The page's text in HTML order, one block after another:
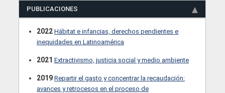
PUBLICACIONES
2022 Hábitat e infancias, derechos pendientes e
inequidades en Latinoamérica
2021 Extractivismo, justicia social y medio ambiente
2019 Repartir el gasto y concentrar la recaudación:
avances y retrocesos en el proceso de